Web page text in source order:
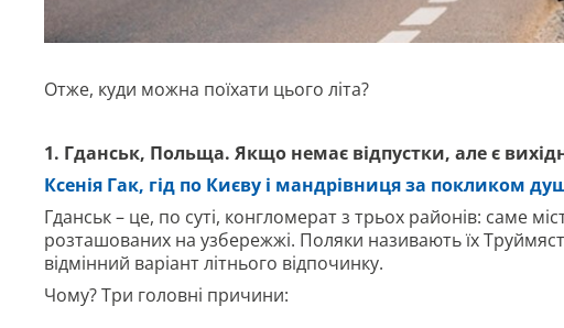
Отже, куди можна поїхати цього літа?
1. Гданськ, Польща. Якщо немає відпустки, але є
Ксенія Гак, гід по Києву і мандрівниця за покликом
Гданськ – це, по суті, конгломерат з трьох районів: саме
розташованих на узбережжі. Поляки називають їх
відмінний варіант літнього відпочинку.
Чому? Три головні причини: